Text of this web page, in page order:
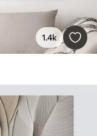
1.4k